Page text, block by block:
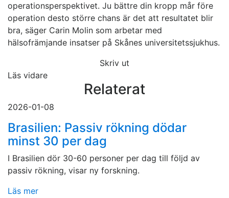
operationsperspektivet. Ju bättre din kropp mår före
operation desto större chans är det att resultatet blir
bra, säger Carin Molin som arbetar med
hälsofrämjande insatser på Skånes universitetssjukhus.
Skriv ut
Läs vidare
Relaterat
2026-01-08
Brasilien: Passiv rökning dödar
minst 30 per dag
I Brasilien dör 30-60 personer per dag till följd av
passiv rökning, visar ny forskning.
Läs mer